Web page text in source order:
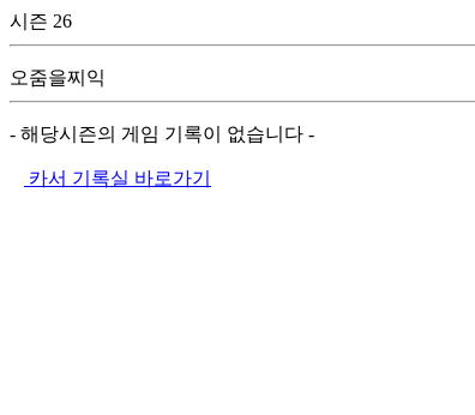
시즌 26
오줌을찌익
- 해당시즌의 게임 기록이 없습니다 -
카서 기록실 바로가기